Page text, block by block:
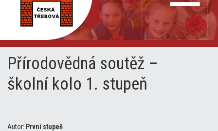
Přírodovědná soutěž –
školní kolo 1. stupeň
Autor: První stupeň